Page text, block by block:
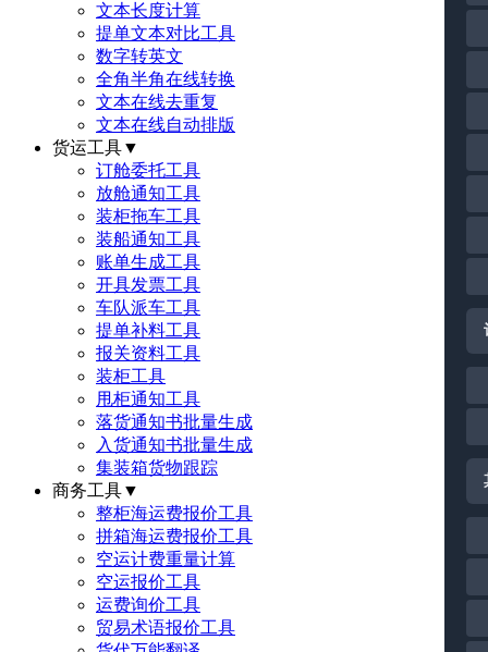
文本长度计算
提单文本对比工具
数字转英文
全角半角在线转换
文本在线去重复
文本在线自动排版
货运工具▼
订舱委托工具
放舱通知工具
装柜拖车工具
装船通知工具
账单生成工具
开具发票工具
车队派车工具
提单补料工具
报关资料工具
装柜工具
甩柜通知工具
落货通知书批量生成
入货通知书批量生成
集装箱货物跟踪
商务工具▼
整柜海运费报价工具
拼箱海运费报价工具
空运计费重量计算
空运报价工具
运费询价工具
贸易术语报价工具